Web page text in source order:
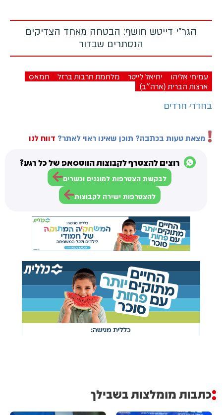
הגר"י דייטש חושף: הבטחה מאחד הצדיקים
הנסתרים שבדור
עמיחי אליהו יחיאל לייטר מלחמת חרבות ברזל
חמאס
ארצות הברית (ארה"ב)
בחדרי חרדים
מצאת טעות בכתבה? תוכן שאינו ראוי לאתר? דווח לנו
רוצים להצטרף לקבוצות הווטסאפ של כל רגע?
לבקשת הצטרפות למוגנים וכשרים
להצטרפות ישירה לקבוצות
כתבות מומלצות בשבילך